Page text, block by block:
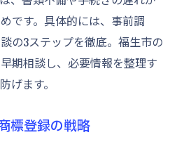
です。具体的には、事前調
の3ステップを徹底。福生市の
期相談し、必要情報を整理す
げます。
標登録の戦略